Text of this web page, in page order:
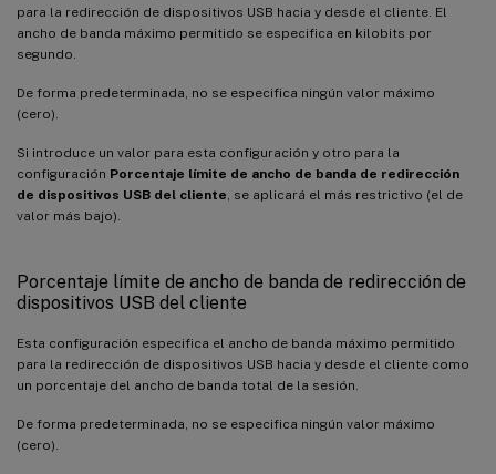
para la redirección de dispositivos USB hacia y desde el cliente. El
ancho de banda máximo permitido se especifica en kilobits por
segundo.
De forma predeterminada, no se especifica ningún valor máximo
(cero).
Si introduce un valor para esta configuración y otro para la
configuración Porcentaje límite de ancho de banda de redirección
de dispositivos USB del cliente , se aplicará el más restrictivo (el de
valor más bajo).
Porcentaje límite de ancho de banda de redirección de
dispositivos USB del cliente
Esta configuración especifica el ancho de banda máximo permitido
para la redirección de dispositivos USB hacia y desde el cliente como
un porcentaje del ancho de banda total de la sesión.
De forma predeterminada, no se especifica ningún valor máximo
(cero).